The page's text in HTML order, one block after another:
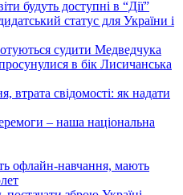
будуть доступні в “Дії”
статус для України і
судити Медведчука
в бік Лисичанська
втрата свідомості: як надати
– наша національна
офлайн-навчання, мають